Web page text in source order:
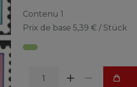
Contenu 1
Prix de base 5,39 € / Stück